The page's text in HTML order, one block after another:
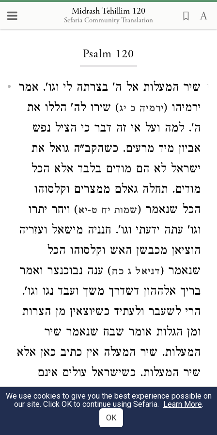
Midrash Tehillim 120
Sefaria Community Translation
Loading...
Psalm 120
1
שיר המעלות אל ה' בצרתה לי וגו'. אמר
ירמיהו (ירמיה כ יג) שירו לה' הללו את
ה'. למה ועל אי זה דבר כי הציל נפש
אביון מיד מרעים. כשהקב"ה גואל את
ישראל לא הם מודים בלבד אלא הכל
מודים. תחלה גאלם ממצרים וקלסוהו
הכל שנאמר (שמות יח ט-יא) ויחר יתרו
וגו' עתה ידעתי וגו'. חנניה מישאל ועזריה
הוציאן מכבשן האש וקלסוהו הכל
שנאמר (דניאל ג כח) ענה נבוכנצר ואמר
בריך אלההון דשדרך משך ועבד נגו וגו'.
הרי לשעבר ולעתיד כשיוצאין מן הצרות
ומן הגלות אומר שבח שנאמר שיר
המעלות. שיר המעלה אין כתיב כאן אלא
שיר המעלות. כשישראל עולים אינם
עולין מעלה אחת אלא למעלות הרבה הן
עולין. וכן הוא אומר ( דברים כח יג
We use cookies to give you the best experience possible on
our site. Click OK to continue using Sefaria. Learn More.
OK